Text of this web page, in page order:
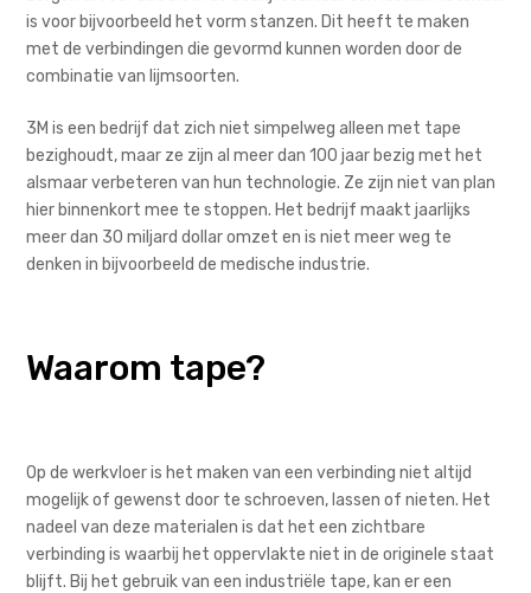
is voor bijvoorbeeld het vorm stanzen. Dit heeft te maken
met de verbindingen die gevormd kunnen worden door de
combinatie van lijmsoorten.
3M is een bedrijf dat zich niet simpelweg alleen met tape
bezighoudt, maar ze zijn al meer dan 100 jaar bezig met het
alsmaar verbeteren van hun technologie. Ze zijn niet van plan
hier binnenkort mee te stoppen. Het bedrijf maakt jaarlijks
meer dan 30 miljard dollar omzet en is niet meer weg te
denken in bijvoorbeeld de medische industrie.
Waarom tape?
Op de werkvloer is het maken van een verbinding niet altijd
mogelijk of gewenst door te schroeven, lassen of nieten. Het
nadeel van deze materialen is dat het een zichtbare
verbinding is waarbij het oppervlakte niet in de originele staat
blijft. Bij het gebruik van een industriële tape, kan er een